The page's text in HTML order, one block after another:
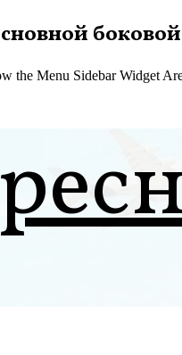
the Menu Sidebar Widget